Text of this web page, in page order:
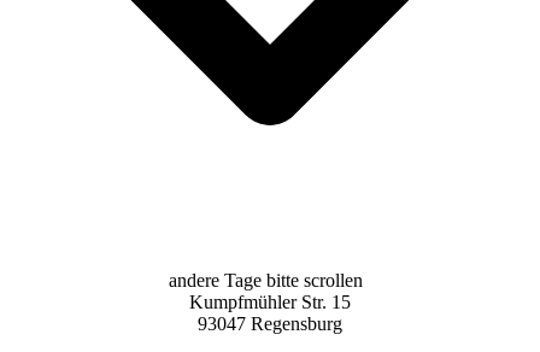
andere Tage bitte scrollen
Kumpfmühler Str. 15
93047 Regensburg